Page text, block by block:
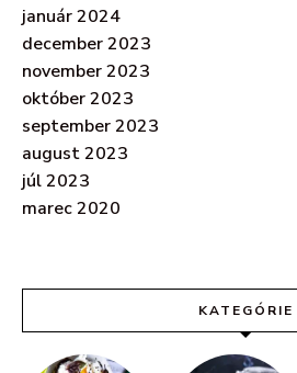
január 2024
december 2023
november 2023
október 2023
september 2023
august 2023
júl 2023
marec 2020
KATEGÓRIE